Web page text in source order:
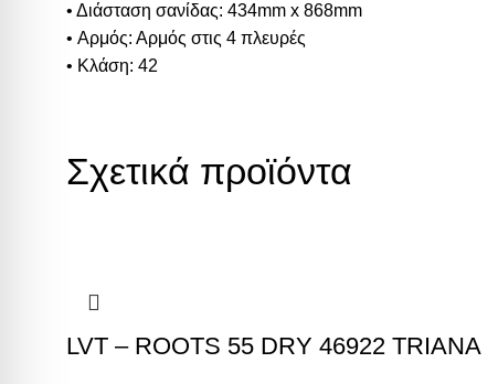
• Διάσταση σανίδας: 434mm x 868mm
• Αρμός: Αρμός στις 4 πλευρές
• Κλάση: 42
Σχετικά προϊόντα
LVT – ROOTS 55 DRY 46922 TRIANA